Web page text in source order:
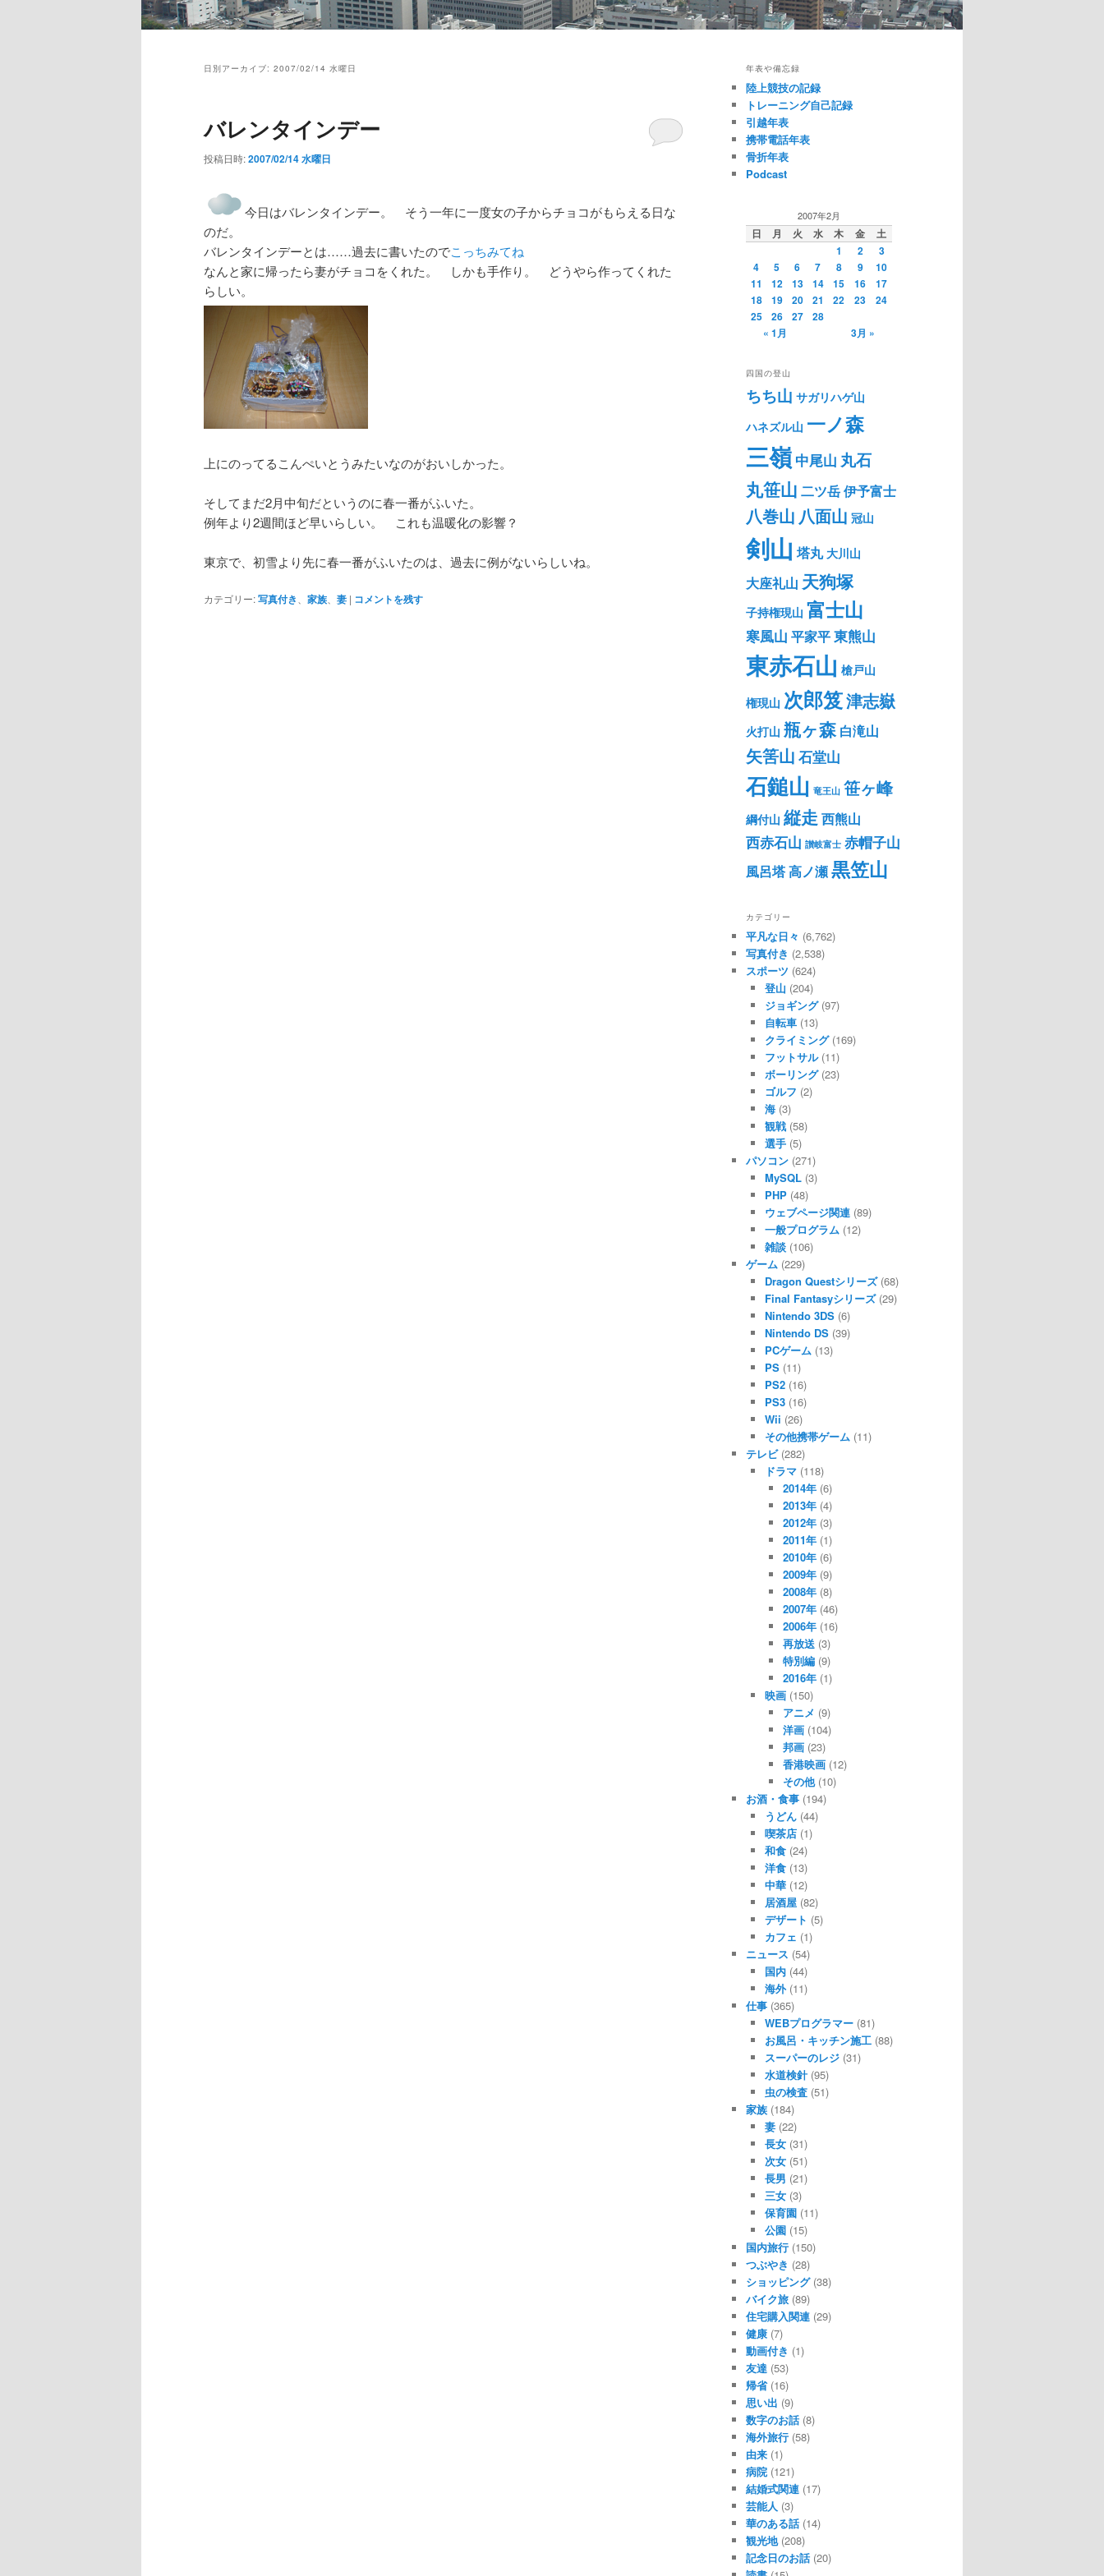
日別アーカイブ: 2007/02/14 水曜日
バレンタインデー
投稿日時:2007/02/14 水曜日
今日はバレンタインデー。 そう一年に一度女の子からチョコがもらえる日な
のだ。
バレンタインデーとは……過去に書いたのでこっちみてね
なんと家に帰ったら妻がチョコをくれた。 しかも手作り。 どうやら作ってくれた
らしい。
上にのってるこんぺいとうみたいなのがおいしかった。
そしてまだ2月中旬だというのに春一番がふいた。
例年より2週間ほど早いらしい。 これも温暖化の影響？
東京で、初雪より先に春一番がふいたのは、過去に例がないらしいね。
カテゴリー:写真付き 家族 妻 | コメントを残す
年表や備忘録
陸上競技の記録
トレーニング自己記録
引越年表
携帯電話年表
骨折年表
Podcast
2007年2月
日 月 火 水 木 金
土
1
2
3
4
5 6 7 8 9
10
11
12 13 14 15 16
17
18
19 20 21 22 23
24
25
26 27
28
« 1月
3月 »
四国の登山
ちち山 サガリハゲ山
ハネズル山 一ノ森
三嶺 中尾山 丸石
丸笹山 二ツ岳伊予富士
八巻山 八面山 冠山
剣山 塔丸 大川山
大座礼山 天狗塚
子持権現山 富士山
寒風山 平家平東熊山
東赤石山 槍戸山
権現山 次郎笈津志嶽
火打山 瓶ヶ森 白滝山
矢筈山 石堂山
石鎚山 竜王山 笹ヶ峰
綱付山 縦走西熊山
西赤石山 讃岐富士 赤帽子山
風呂塔高ノ瀬黒笠山
カテゴリー
平凡な日々 (6,762)
写真付き (2,538)
スポーツ (624)
登山 (204)
ジョギング(97)
自転車(13)
クライミング(169)
フットサル(11)
ボーリング(23)
ゴルフ (2)
海(3)
観戦(58)
選手(5)
パソコン (271)
MySQL(3)
PHP(48)
ウェブページ関連(89)
一般プログラム (12)
雑談(106)
ゲーム (229)
Dragon Questシリーズ(68)
Final Fantasyシリーズ(29)
Nintendo 3DS(6)
Nintendo DS(39)
PCゲーム (13)
PS(11)
PS2(16)
PS3(16)
Wii (26)
その他携帯ゲーム (11)
テレビ(282)
ドラマ(118)
2014年 (6)
2013年 (4)
2012年 (3)
2011年 (1)
2010年 (6)
2009年 (9)
2008年 (8)
2007年 (46)
2006年 (16)
再放送 (3)
特別編 (9)
2016年 (1)
映画(150)
アニメ (9)
洋画 (104)
邦画 (23)
香港映画 (12)
その他(10)
お酒・食事 (194)
うどん(44)
喫茶店(1)
和食(24)
洋食(13)
中華(12)
居酒屋(82)
デザート (5)
カフェ (1)
ニュース (54)
国内(44)
海外(11)
仕事 (365)
WEBプログラマー(81)
お風呂・キッチン施工(88)
スーパーのレジ(31)
水道検針(95)
虫の検査(51)
家族 (184)
妻(22)
長女(31)
次女(51)
長男 (21)
三女(3)
保育園(11)
公園(15)
国内旅行 (150)
つぶやき (28)
ショッピング(38)
バイク旅 (89)
住宅購入関連 (29)
健康 (7)
動画付き (1)
友達 (53)
帰省(16)
思い出 (9)
数字のお話 (8)
海外旅行 (58)
由来 (1)
病院 (121)
結婚式関連 (17)
芸能人 (3)
華のある話 (14)
観光地(208)
記念日のお話 (20)